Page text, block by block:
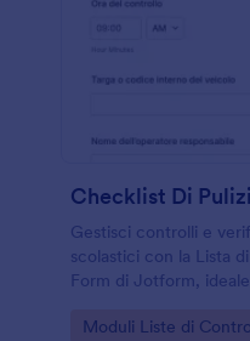
Gestisci controlli e
scolastici con la Lista
Form di Jotform,
ogni risposta.
Go to Category:
Moduli Liste di